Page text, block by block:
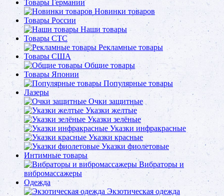
Товары Германии
Новинки товаров
Товары России
Наши товары
Товары СТС
Рекламные товары
Товары США
Общие товары
Товары Японии
Популярные товары
Лазеры
Очки защитные
Указки желтые
Указки зелёные
Указки инфракрасные
Указки красные
Указки фиолетовые
Интимные товары
Вибраторы и
вибромассажеры
Одежда
Экзотическая одежда